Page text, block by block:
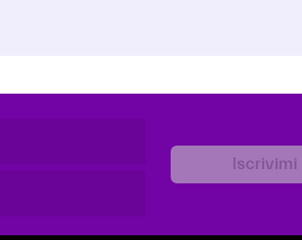
Iscrivimi